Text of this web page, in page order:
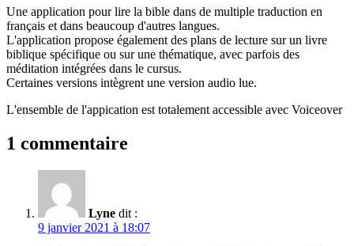
Une application pour lire la bible dans de multiple traduction en
français et dans beaucoup d'autres langues.
L'application propose également des plans de lecture sur un livre
biblique spécifique ou sur une thématique, avec parfois des
méditation intégrées dans le cursus.
Certaines versions intègrent une version audio lue.
L'ensemble de l'appication est totalement accessible avec Voiceover
1 commentaire
Lyne dit :
9 janvier 2021 à 18:07